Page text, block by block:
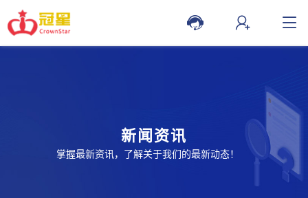
新闻资讯
掌握最新资讯，了解关于我们的最新动态！